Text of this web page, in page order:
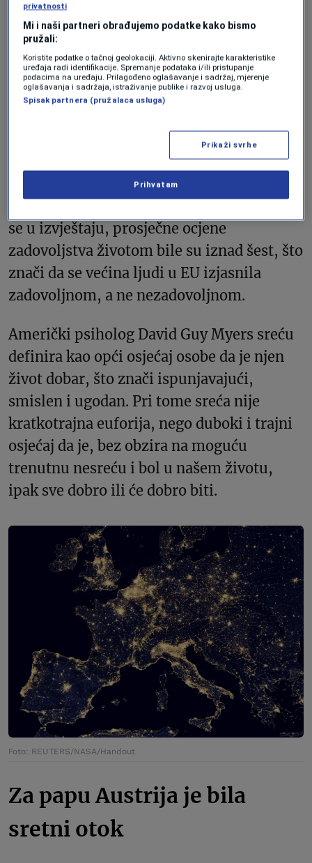
zadovoljni Austrijanci (7,9), potom Finci,
Poljaci i Rumuni (svaka od navedenih
zemalja po 7,7 bodova). Nakon njih na
ljestvici zadovoljnih su Belgijanci i
Nizozemci (obje zemlje po 7,6 bodova),
građani u Bugarskoj (5,6), Njemačkoj (6,5)
i Grčkoj (6,7 bodova).
se u izvještaju, prosječne ocjene
zadovoljstva životom bile su iznad šest, što
znači da se većina ljudi u EU izjasnila
zadovoljnom, a ne nezadovoljnom.
Američki psiholog David Guy Myers sreću
definira kao opći osjećaj osobe da je njen
život dobar, što znači ispunjavajući,
smislen i ugodan. Pri tome sreća nije
kratkotrajna euforija, nego duboki i trajni
osjećaj da je, bez obzira na moguću
trenutnu nesreću i bol u našem životu,
ipak sve dobro ili će dobro biti.
Foto: REUTERS/NASA/Handout
Za papu Austrija je bila
sretni otok
privatnosti
Mi i naši partneri obrađujemo podatke kako bismo
pružali:
Koristite podatke o tačnoj geolokaciji. Aktivno skenirajte karakteristike
uređaja radi identifikacije. Spremanje podataka i/ili pristupanje
podacima na uređaju. Prilagođeno oglašavanje i sadržaj, mjerenje
oglašavanja i sadržaja, istraživanje publike i razvoj usluga.
Spisak partnera (pružalaca usluga)
Prikaži svrhe
Prihvatam